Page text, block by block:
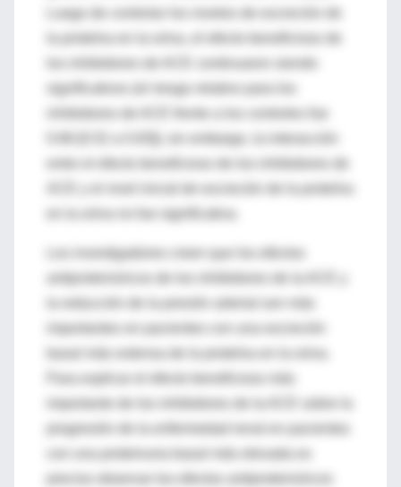
Luego de controlar los niveles de excreción de
significativos (el riesgo relativo para los
0.66 [0.52 a 0.83]); sin embargo, la interacción
en la orina no fue significativa.
Los investigadores creen que los efectos
importantes en pacientes con una excreción
importante de los inhibidores de la ACE sobre la
progresión de la enfermedad renal en pacientes